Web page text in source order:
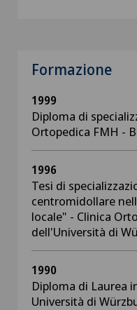
Formazione
1999
Diploma di
Ortopedica FMH -
1996
Tesi di
centromidollare
locale" - Clinica
dell'Università di
1990
Diploma di Laurea
Università di